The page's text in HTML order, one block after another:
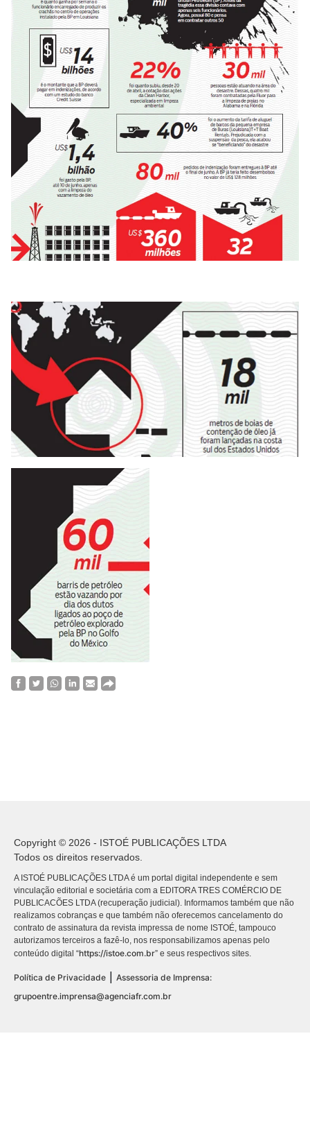
Copyright © 2026 - ISTOÉ PUBLICAÇÕES LTDA
Todos os direitos reservados.
A ISTOÉ PUBLICAÇÕES LTDA é um portal digital independente e sem
vinculação editorial e societária com a EDITORA TRES COMÉRCIO DE
PUBLICACÕES LTDA (recuperação judicial). Informamos também que não
realizamos cobranças e que também não oferecemos cancelamento do
contrato de assinatura da revista impressa de nome ISTOÉ, tampouco
autorizamos terceiros a fazê-lo, nos responsabilizamos apenas pelo
conteúdo digital “https://istoe.com.br” e seus respectivos sites.
Política de Privacidade | Assessoria de Imprensa:
grupoentre.imprensa@agenciafr.com.br